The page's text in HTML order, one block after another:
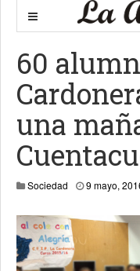
60
una
Sociedad 9 mayo,